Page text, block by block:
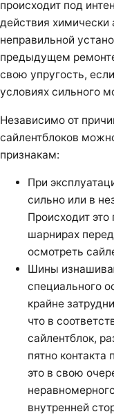
происходит под
действия химически
неправильной
предыдущем
свою упругость,
условиях сильного
Независимо от
сайлентблоков
признакам:
При
сильно или в
Происходит
шарнирах
осмотреть
Шины
специального
крайне
что в
сайлентблок,
пятно
это в свою
внутренней